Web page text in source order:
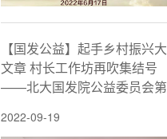
【国发公益】起手乡村振兴大
文章 村长工作坊再吹集结号
——北大国发院公益委员会第
2022-09-19